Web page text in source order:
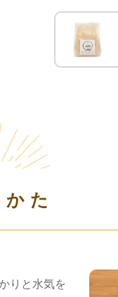
た
りと水気を